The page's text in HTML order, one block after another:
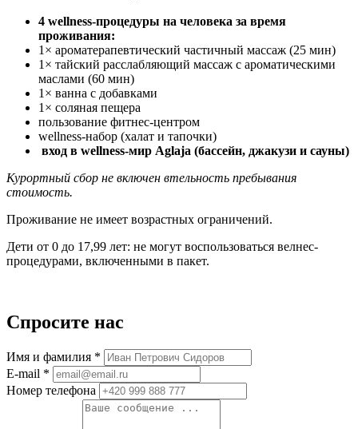
4 wellness-процедуры на человека за время
проживания:
1× ароматерапевтический частичный массаж (25 мин)
1× тайский расслабляющий массаж с ароматическими
маслами (60 мин)
1× ванна с добавками
1× соляная пещера
пользование фитнес-центром
wellness-набор (халат и тапочки)
вход в wellness-мир Aglaja (бассейн, джакузи и сауны)
Курортный сбор не включен втельность пребывания
стоимость.
Проживание не имеет возрастных ограничений.
Дети от 0 до 17,99 лет: не могут воспользоваться велнес-
процедурами, включенными в пакет.
Спросите нас
Имя и фамилия *
E-mail *
Номер телефона